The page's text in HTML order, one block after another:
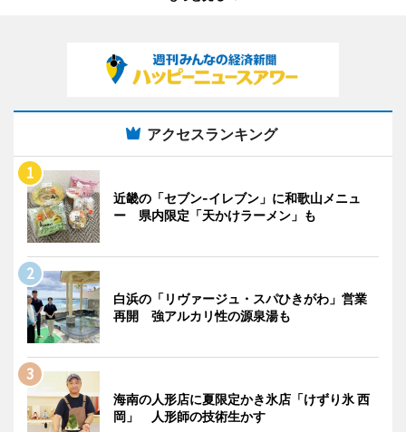
アクセスランキング
近畿の「セブン-イレブン」に和歌山メニュ
ー 県内限定「天かけラーメン」も
白浜の「リヴァージュ・スパひきがわ」営業
再開 強アルカリ性の源泉湯も
海南の人形店に夏限定かき氷店「けずり氷 西
岡」 人形師の技術生かす